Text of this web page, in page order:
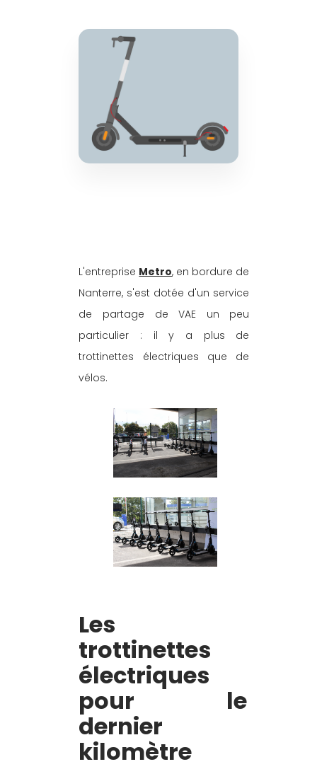
L'entreprise Metro, en bordure de
Nanterre, s'est dotée d'un service
de partage de VAE un peu
particulier : il y a plus de
trottinettes électriques que de
vélos.
Les
trottinettes
électriques
pour le
dernier
kilomètre